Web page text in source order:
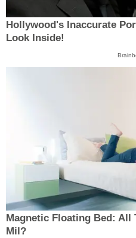
Hollywood's Inaccurate
Look Inside!
Magnetic Floating Bed: All
Mil?